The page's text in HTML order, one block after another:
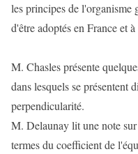
les principes de l'organisme
d'être adoptés en France et
M. Chasles présente
dans lesquels se présentent
perpendicularité.
M. Delaunay lit une note
termes du coefficient de